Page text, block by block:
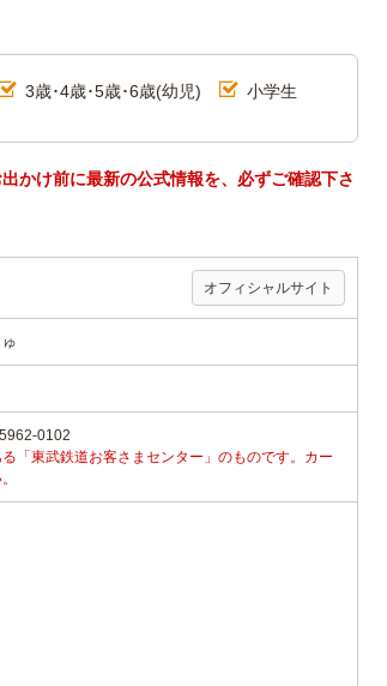
3歳･4歳･5歳･6歳(幼児)
小学生
かけ前に最新の公式情報を、必ずご確認下さ
オフィシャルサイト
0102
「東武鉄道お客さまセンター」のものです。カー